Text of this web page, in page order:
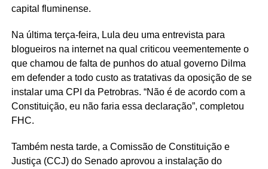
capital fluminense.
Na última terça-feira, Lula deu uma entrevista para
blogueiros na internet na qual criticou veementemente o
que chamou de falta de punhos do atual governo Dilma
em defender a todo custo as tratativas da oposição de se
instalar uma CPI da Petrobras. “Não é de acordo com a
Constituição, eu não faria essa declaração”, completou
FHC.
Também nesta tarde, a Comissão de Constituição e
Justiça (CCJ) do Senado aprovou a instalação do